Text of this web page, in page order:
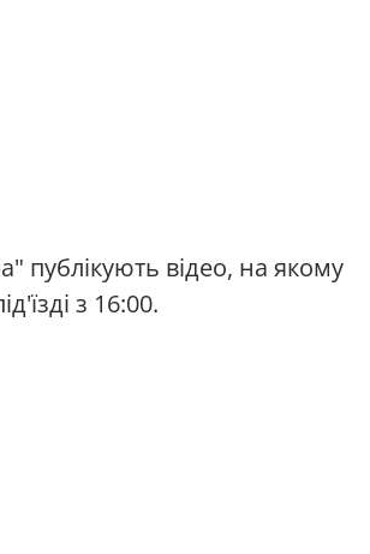
публікують відео, на якому
з 16:00.